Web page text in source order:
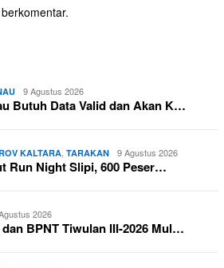
9 Agustus 2026
Butuh Data Valid dan Akan K…
KALTARA, TARAKAN 9 Agustus 2026
Run Night Slipi, 600 Peser…
2026
BPNT Tiwulan III-2026 Mul…